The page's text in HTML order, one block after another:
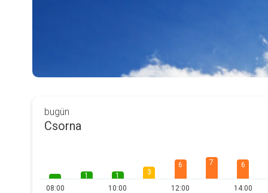
bugün
Csorna
08:00
1
1
10:00
3
6
12:00
7 6
14:00